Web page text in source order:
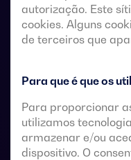
autorização. Este
cookies. Alguns
de terceiros que
Para que é que os
Para proporcionar
utilizamos
armazenar e/ou
dispositivo. O
remotos sem
automático externo,
ou um interruptor.
Estes são
energia durante a